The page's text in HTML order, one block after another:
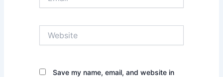
Save my name, email, and website in